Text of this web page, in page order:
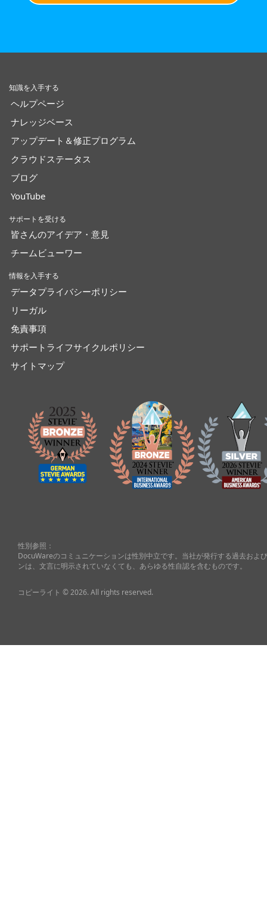
知識を入手する
ヘルプページ
ナレッジベース
アップデート＆修正プログラム
クラウドステータス
ブログ
YouTube
サポートを受ける
皆さんのアイデア・意見
チームビューワー
情報を入手する
データプライバシーポリシー
リーガル
免責事項
サポートライフサイクルポリシー
サイトマップ
性別参照：
DocuWareのコミュニケーションは性別中立です。当社が発行する過去およ
ンは、文言に明示されていなくても、あらゆる性自認を含むものです。
コピーライト © 2026. All rights reserved.